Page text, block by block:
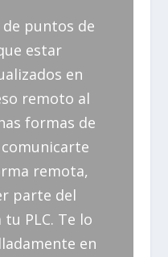
puntos de
estar
en
remoto al
formas de
remota,
parte del
PLC. Te lo
en